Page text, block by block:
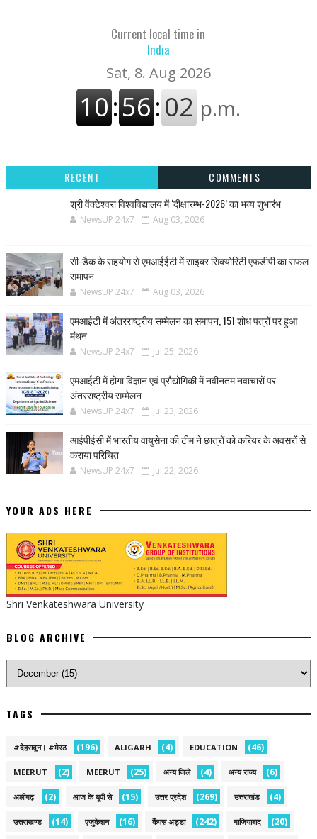
Current local time in
India
RECENT
COMMENTS
श्री वेंक्टेश्वरा विश्वविद्यालय में ‘दीक्षारम्भ-2026’ का भव्य शुभारंभ
NewsUP 24x7 Aug 03, 2026
सी-डैक के सहयोग से एमआईईटी में साइबर सिक्योरिटी एफडीपी का सफल
समापन
NewsUP 24x7 Aug 03, 2026
एमआईटी में अंतरराष्ट्रीय सम्मेलन का समापन, 151 शोध पत्रों पर हुआ
मंथन
NewsUP 24x7 Jul 25, 2026
एमआईटी में होगा विज्ञान एवं प्रौद्योगिकी में नवीनतम नवाचारों पर
अंतरराष्ट्रीय सम्मेलन
NewsUP 24x7 Jul 23, 2026
आईपीईसी में भारतीय वायुसेना की टीम ने छात्रों को करियर के अवसरों से
कराया परिचित
NewsUP 24x7 Jul 22, 2026
YOUR ADS HERE
Shri Venkateshwara University
BLOG ARCHIVE
TAGS
#देहरादून। #मेरठ (196) ALIGARH (4) EDUCATION (46)
MEERUT (2) MEERUT (25) अन्य जिले (4) अन्य राज्य (6)
अलीगढ़ (2) आज के यूपी से (15) उत्तर प्रदेश (269) उत्तराखंड (4)
उत्तराखण्ड (14) एजुकेशन (16) कैंपस अड्डा (242) गाजियाबाद (20)